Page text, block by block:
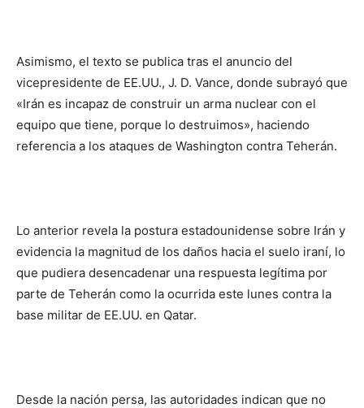
Asimismo, el texto se publica tras el anuncio del
vicepresidente de EE.UU., J. D. Vance, donde subrayó que
«Irán es incapaz de construir un arma nuclear con el
equipo que tiene, porque lo destruimos», haciendo
referencia a los ataques de Washington contra Teherán.
Lo anterior revela la postura estadounidense sobre Irán y
evidencia la magnitud de los daños hacia el suelo iraní, lo
que pudiera desencadenar una respuesta legítima por
parte de Teherán como la ocurrida este lunes contra la
base militar de EE.UU. en Qatar.
Desde la nación persa, las autoridades indican que no